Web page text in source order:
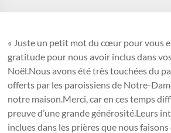
« Juste un petit mot du cœur pour vous
gratitude pour nous avoir inclus dans
Noël.Nous avons été très touchées du
offerts par les paroissiens de Notre-
notre maison.Merci, car en ces temps
preuve d’une grande générosité.Leurs
inclues dans les prières que nous